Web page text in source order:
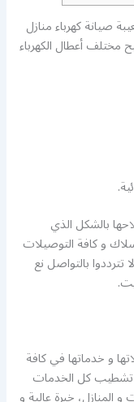
صيانة كهرباء منازل
مختلف أعطال الكهرباء
بالشكل الذي
و كافة التوصيلات
تترددوا بالتواصل نع
و خدماتها في كافة
و تشطيب كل الخدمات